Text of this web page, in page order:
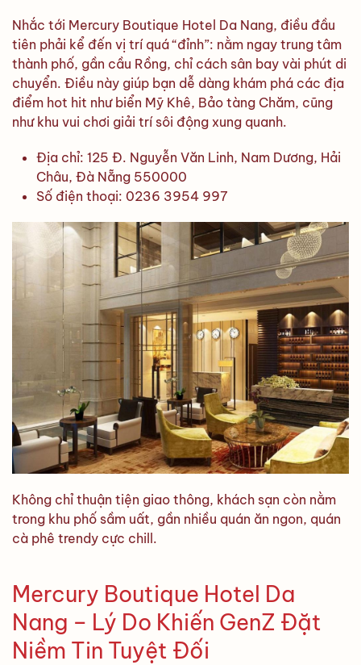
Nhắc tới Mercury Boutique Hotel Da Nang, điều đầu
tiên phải kể đến vị trí quá “đỉnh”: nằm ngay trung tâm
thành phố, gần cầu Rồng, chỉ cách sân bay vài phút di
chuyển. Điều này giúp bạn dễ dàng khám phá các địa
điểm hot hit như biển Mỹ Khê, Bảo tàng Chăm, cũng
như khu vui chơi giải trí sôi động xung quanh.
Địa chỉ: 125 Đ. Nguyễn Văn Linh, Nam Dương, Hải
Châu, Đà Nẵng 550000
Số điện thoại: 0236 3954 997
Không chỉ thuận tiện giao thông, khách sạn còn nằm
trong khu phố sầm uất, gần nhiều quán ăn ngon, quán
cà phê trendy cực chill.
Mercury Boutique Hotel Da
Nang – Lý Do Khiến GenZ Đặt
Niềm Tin Tuyệt Đối